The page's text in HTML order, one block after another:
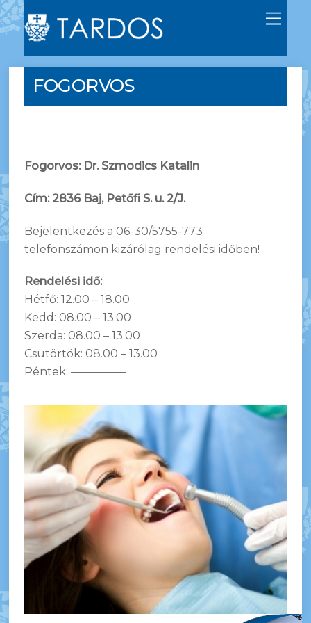
M
e
FOGORVOS
Fogorvos: Dr. Szmodics Katalin
Cím: 2836 Baj, Petőfi S. u. 2/J.
Bejelentkezés a 06-30/5755-773
telefonszámon kizárólag rendelési időben!
Rendelési idő:
Hétfő: 12.00 – 18.00
Kedd: 08.00 – 13.00
Szerda: 08.00 – 13.00
Csütörtök: 08.00 – 13.00
Péntek: —————